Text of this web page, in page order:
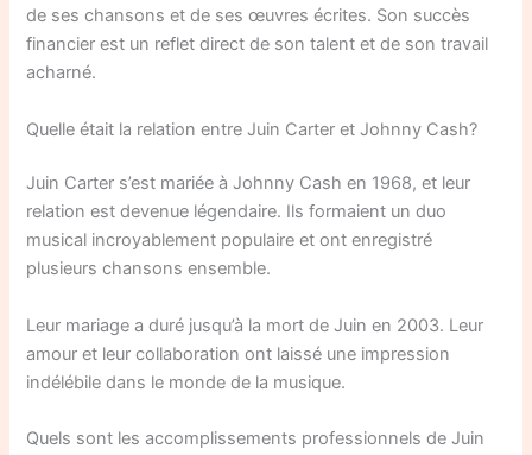
de ses chansons et de ses œuvres écrites. Son succès
financier est un reflet direct de son talent et de son travail
acharné.
Quelle était la relation entre Juin Carter et Johnny Cash?
Juin Carter s’est mariée à Johnny Cash en 1968, et leur
relation est devenue légendaire. Ils formaient un duo
musical incroyablement populaire et ont enregistré
plusieurs chansons ensemble.
Leur mariage a duré jusqu’à la mort de Juin en 2003. Leur
amour et leur collaboration ont laissé une impression
indélébile dans le monde de la musique.
Quels sont les accomplissements professionnels de Juin